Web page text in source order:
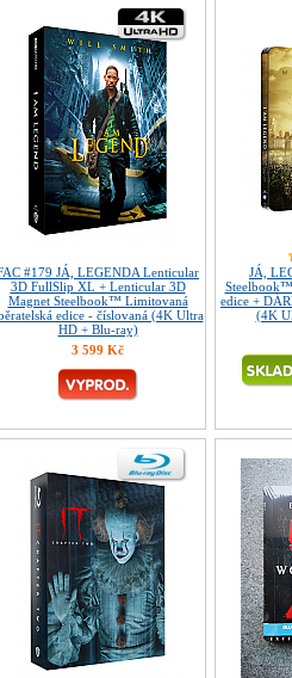
#179 JÁ, LEGENDA Lenticular
3D FullSlip XL + Lenticular 3D
Magnet Steelbook™ Limitovaná
edice - číslovaná (4K Ultra
HD + Blu-ray)
3 599 Kč
JÁ,
edice +
(4K